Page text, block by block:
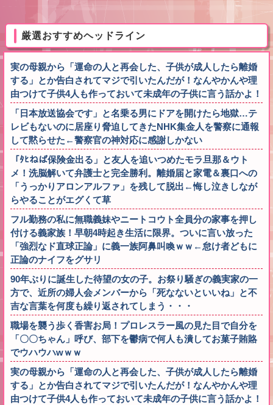
厳選おすすめヘッドライン
実の母親から「運命の人と再会した、子供が成人したら離婚
する」とか告白されてマジで引いたんだが！なんやかんや理
由つけて子供4人も作っておいて未成年の子供に言う話かよ！
「日本放送協会です」と名乗る男にドアを開けたら地獄…テ
レビもないのに居座り脅迫してきたNHK集金人を警察に通報
して黙らせた←警察官の神対応に感謝しかない
「ﾀﾋねば保険金出る」と友人を追いつめたモラ旦那＆ウト
メ！洗脳解いて弁護士と完全勝利。離婚届と家電＆裏口への
「うっかりアロンアルファ」を残して脱出←悔し泣きしなが
らやることがエグくて草
フル勤務の私に無職義妹やニートコウト全員分の家事を押し
付ける義家族！早朝4時起き生活に限界。ついに言い放った
「強烈なド直球正論」に義一族阿鼻叫喚ｗｗ←怠け者どもに
正論のナイフをグサリ
90年ぶりに誕生した待望の女の子。お祭り騒ぎの義実家の一
方で、近所の婦人会メンバーから「死なないといいね」と不
吉な言葉を何度も繰り返されてしまう・・・
職場を襲う歩く香害お局！プロレスラー風の見た目で自分を
「〇〇ちゃん」呼び、部下を鬱病で何人も潰してお菓子賄賂
でウハウハwｗｗ
実の母親から「運命の人と再会した、子供が成人したら離婚
する」とか告白されてマジで引いたんだが！なんやかんや理
由つけて子供4人も作っておいて未成年の子供に言う話かよ！